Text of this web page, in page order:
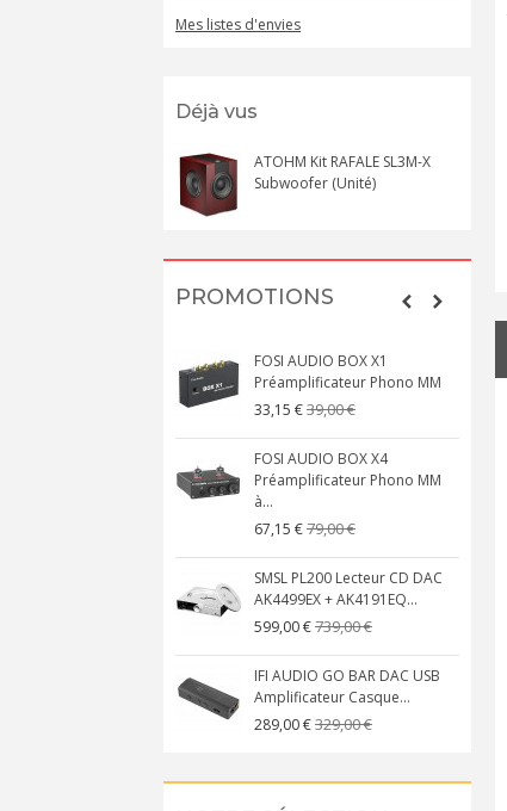
Mes listes d'envies
Déjà vus
ATOHM Kit RAFALE SL3M-X
Subwoofer (Unité)
PROMOTIONS
FOSI AUDIO BOX X1
Préamplificateur Phono MM
33,15 €39,00 €
FOSI AUDIO BOX X4
Préamplificateur Phono MM
à...
67,15 €79,00 €
SMSL PL200 Lecteur CD DAC
AK4499EX + AK4191EQ...
599,00 €739,00 €
IFI AUDIO GO BAR DAC USB
Amplificateur Casque...
289,00 €329,00 €